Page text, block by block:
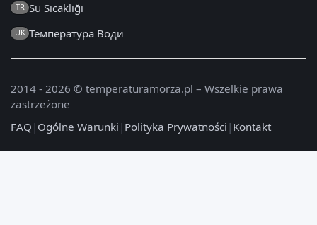
TR Su Sıcaklığı
UK Температура Води
2014 - 2026 © temperaturamorza.pl – Wszelkie prawa
zastrzeżone
FAQ | Ogólne Warunki | Polityka Prywatności | Kontakt